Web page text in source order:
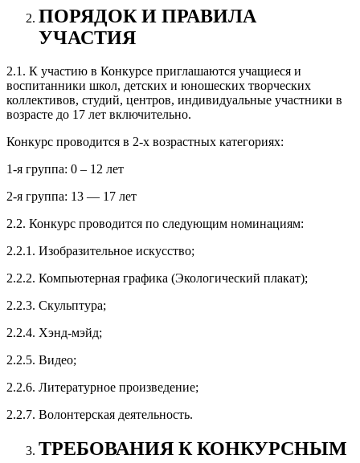
ПОРЯДОК И ПРАВИЛА
УЧАСТИЯ
2.1. К участию в Конкурсе приглашаются учащиеся и
воспитанники школ, детских и юношеских творческих
коллективов, студий, центров, индивидуальные участники в
возрасте до 17 лет включительно.
Конкурс проводится в 2-х возрастных категориях:
1-я группа: 0 – 12 лет
2-я группа: 13 — 17 лет
2.2. Конкурс проводится по следующим номинациям:
2.2.1. Изобразительное искусство;
2.2.2. Компьютерная графика (Экологический плакат);
2.2.3. Скульптура;
2.2.4. Хэнд-мэйд;
2.2.5. Видео;
2.2.6. Литературное произведение;
2.2.7. Волонтерская деятельность.
ТРЕБОВАНИЯ К КОНКУРСНЫМ